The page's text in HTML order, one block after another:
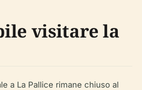
visitare la
a La Pallice rimane chiuso al